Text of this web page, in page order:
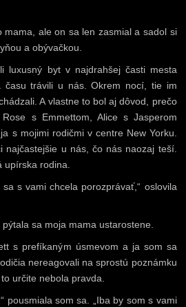
mama, ale on sa len zasmial a sadol si
a obývačkou.
luxusný byt v najdrahšej časti mesta
trávili u nás. Okrem nocí, tie im
A vlastne to bol aj dôvod, prečo
s Emmettom, Alice s Jasperom
s mojimi rodičmi v centre New Yorku.
najčastejšie u nás, čo nás naozaj teší.
upírska rodina.
sa s vami chcela porozprávať,“ oslovila
pýtala sa moja mama ustarostene.
s prefíkaným úsmevom a ja som sa
nereagovali na sprostú poznámku
určite nebola pravda.
pousmiala som sa. „Iba by som s vami